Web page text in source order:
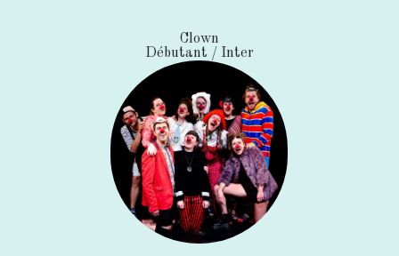
Clown
Débutant / Inter